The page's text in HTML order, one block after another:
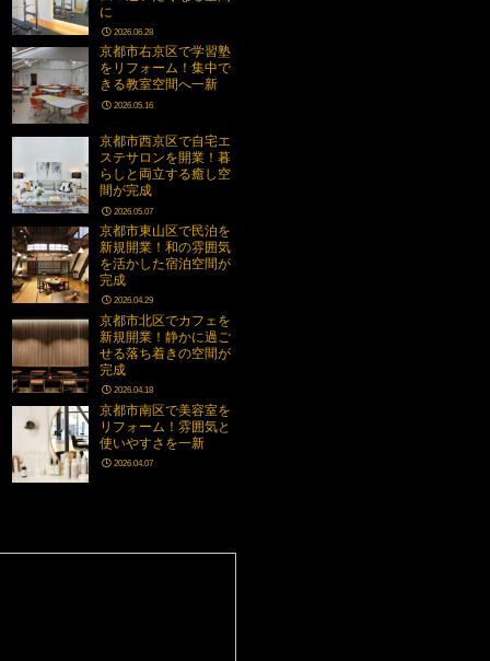
に
2026.06.28
京都市右京区で学習塾
をリフォーム！集中で
きる教室空間へ一新
2026.05.16
京都市西京区で自宅エ
ステサロンを開業！暮
らしと両立する癒し空
間が完成
2026.05.07
京都市東山区で民泊を
新規開業！和の雰囲気
を活かした宿泊空間が
完成
2026.04.29
京都市北区でカフェを
新規開業！静かに過ご
せる落ち着きの空間が
完成
2026.04.18
京都市南区で美容室を
リフォーム！雰囲気と
使いやすさを一新
2026.04.07